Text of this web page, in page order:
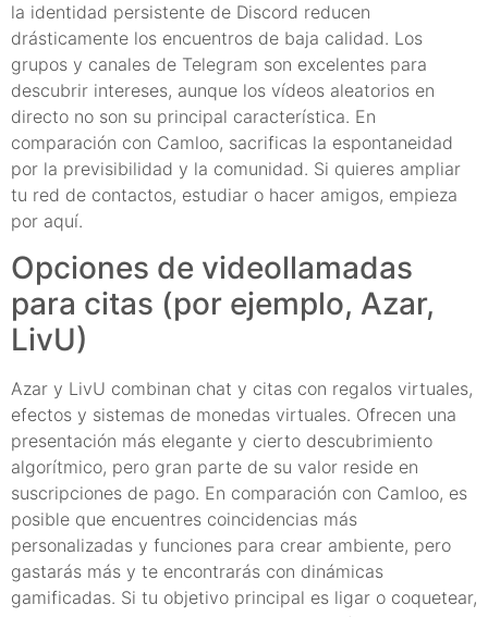
la identidad persistente de Discord reducen
drásticamente los encuentros de baja calidad. Los
grupos y canales de Telegram son excelentes para
descubrir intereses, aunque los vídeos aleatorios en
directo no son su principal característica. En
comparación con Camloo, sacrificas la espontaneidad
por la previsibilidad y la comunidad. Si quieres ampliar
tu red de contactos, estudiar o hacer amigos, empieza
por aquí.
Opciones de videollamadas
para citas (por ejemplo, Azar,
LivU)
Azar y LivU combinan chat y citas con regalos virtuales,
efectos y sistemas de monedas virtuales. Ofrecen una
presentación más elegante y cierto descubrimiento
algorítmico, pero gran parte de su valor reside en
suscripciones de pago. En comparación con Camloo, es
posible que encuentres coincidencias más
personalizadas y funciones para crear ambiente, pero
gastarás más y te encontrarás con dinámicas
gamificadas. Si tu objetivo principal es ligar o coquetear,